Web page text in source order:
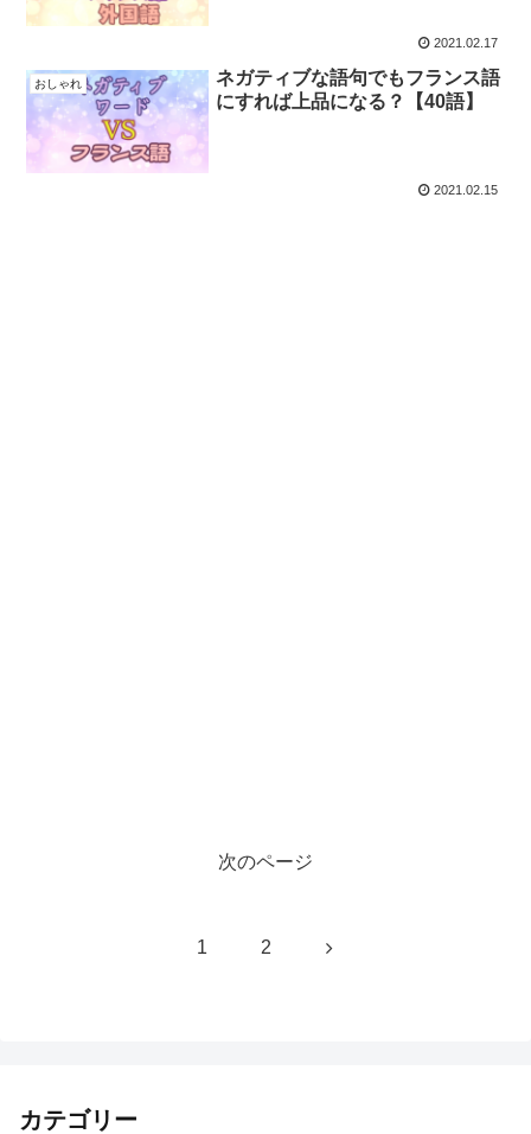
2021.02.17
おしゃれ
ネガティブな語句でもフランス語
にすれば上品になる？【40語】
2021.02.15
次のページ
1 2 次
カテゴリー